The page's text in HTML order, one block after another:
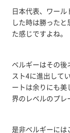
日本代表、ワー
した時は勝った
た感じですよね。
ベルギーはその
スト4に進出して
ートは余りにも
界のレベルのプレ
是非ベルギーに